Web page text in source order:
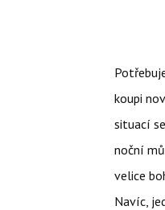
koupi
situací
noční
velice
Navíc,